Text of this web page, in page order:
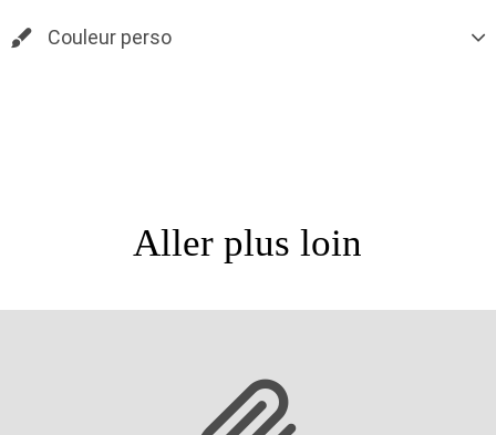
Couleur perso
Aller plus loin